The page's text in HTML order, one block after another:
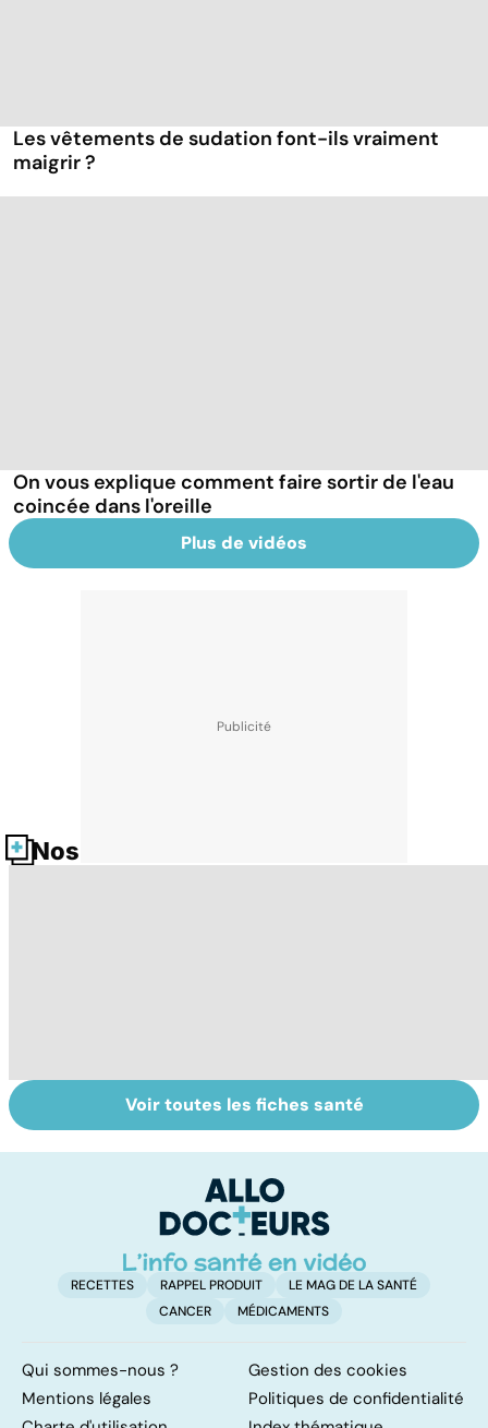
Les vêtements de sudation font-ils vraiment
maigrir ?
On vous explique comment faire sortir de l'eau
coincée dans l'oreille
Plus de vidéos
Nos fiches santé
La tuberculose
pulmonaire
L'eau, source de
vie
Voir toutes les fiches santé
RECETTES RAPPEL PRODUIT
LE MAG DE LA SANTÉ
CANCER
MÉDICAMENTS
Qui sommes-nous ?
Gestion des cookies
Mentions légales
Politiques de confidentialité